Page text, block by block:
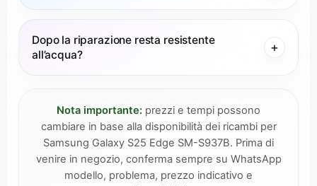
Dopo la riparazione resta resistente
all’acqua?
Nota importante: prezzi e tempi possono
cambiare in base alla disponibilità dei ricambi per
Samsung Galaxy S25 Edge SM-S937B. Prima di
venire in negozio, conferma sempre su WhatsApp
modello, problema, prezzo indicativo e